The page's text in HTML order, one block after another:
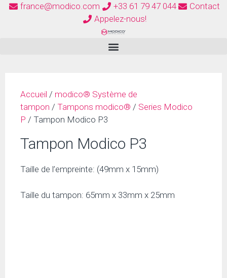
france@modico.com +33 61 79 47 044
Contact
Appelez-nous!
Accueil / modico® Système de
tampon / Tampons modico® / Series Modico
P / Tampon Modico P3
Tampon Modico P3
Taille de l’empreinte: (49mm x 15mm)
Taille du tampon: 65mm x 33mm x 25mm